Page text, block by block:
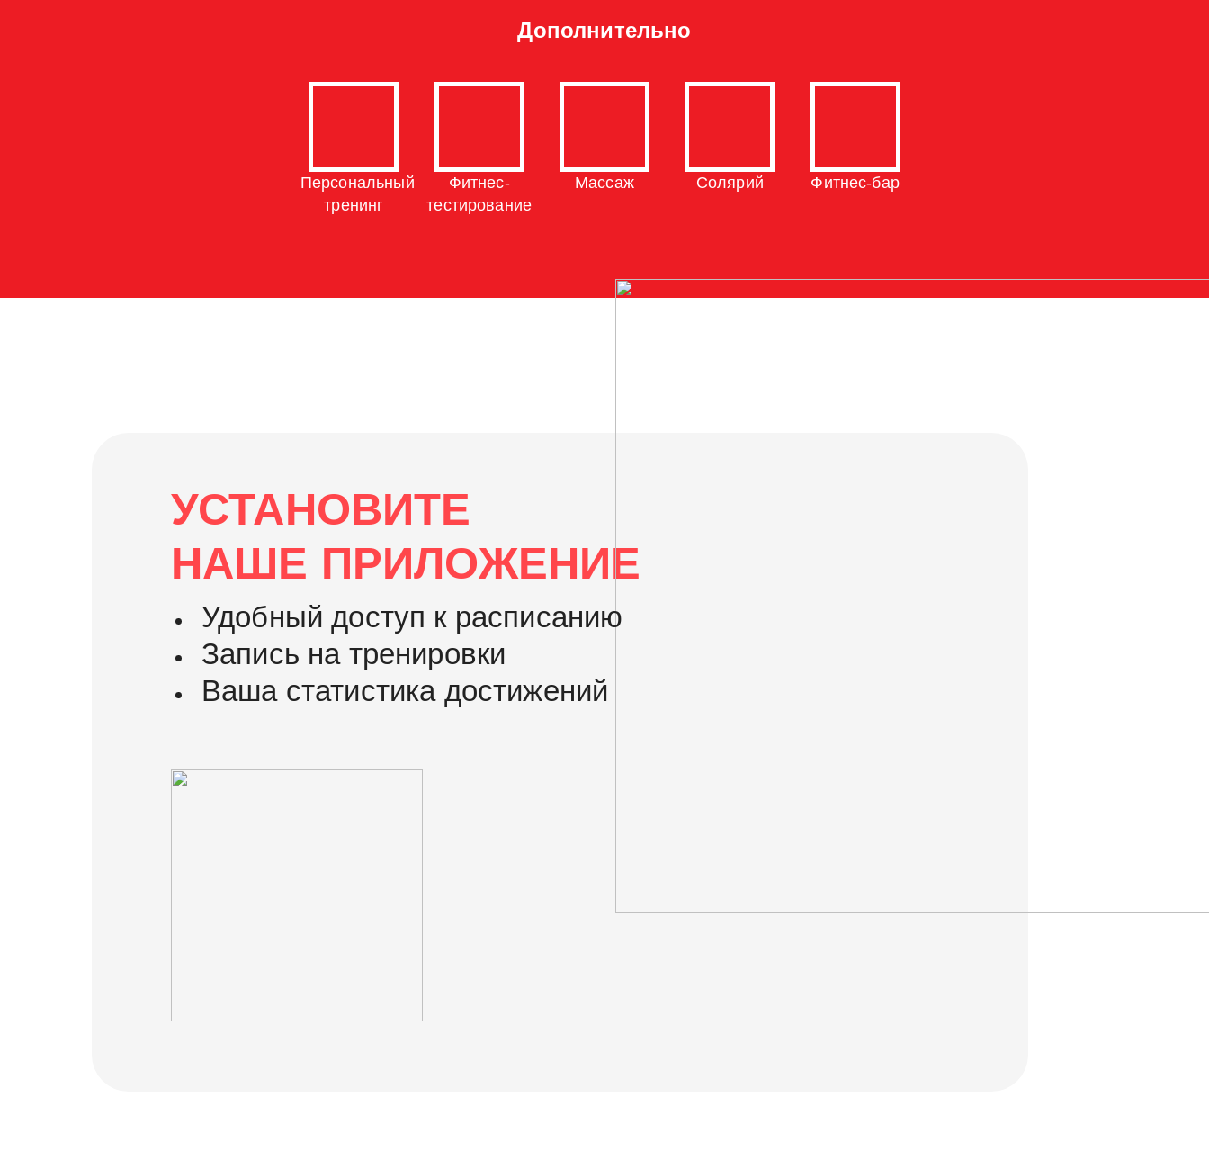
Дополнительно
Персональный
тренинг
Фитнес-
тестирование
Массаж Солярий Фитнес-бар
УСТАНОВИТЕ
НАШЕ ПРИЛОЖЕНИЕ
Удобный доступ к расписанию
Запись на тренировки
Ваша статистика достижений